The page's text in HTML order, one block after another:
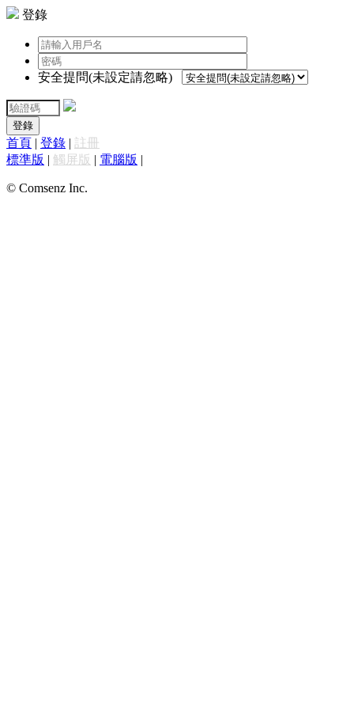
登錄
安全提問(未設定請忽略)
登錄
首頁 | 登錄 | 註冊
標準版 | 觸屏版 | 電腦版 |
© Comsenz Inc.